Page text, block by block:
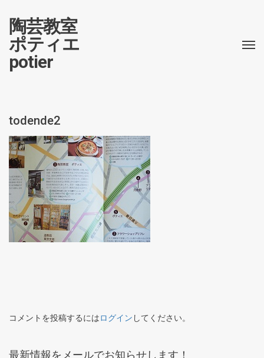
陶芸教室
ポティエ
potier
todende2
コメントを投稿するにはログイン してください。
最新情報をメールでお知らせします！